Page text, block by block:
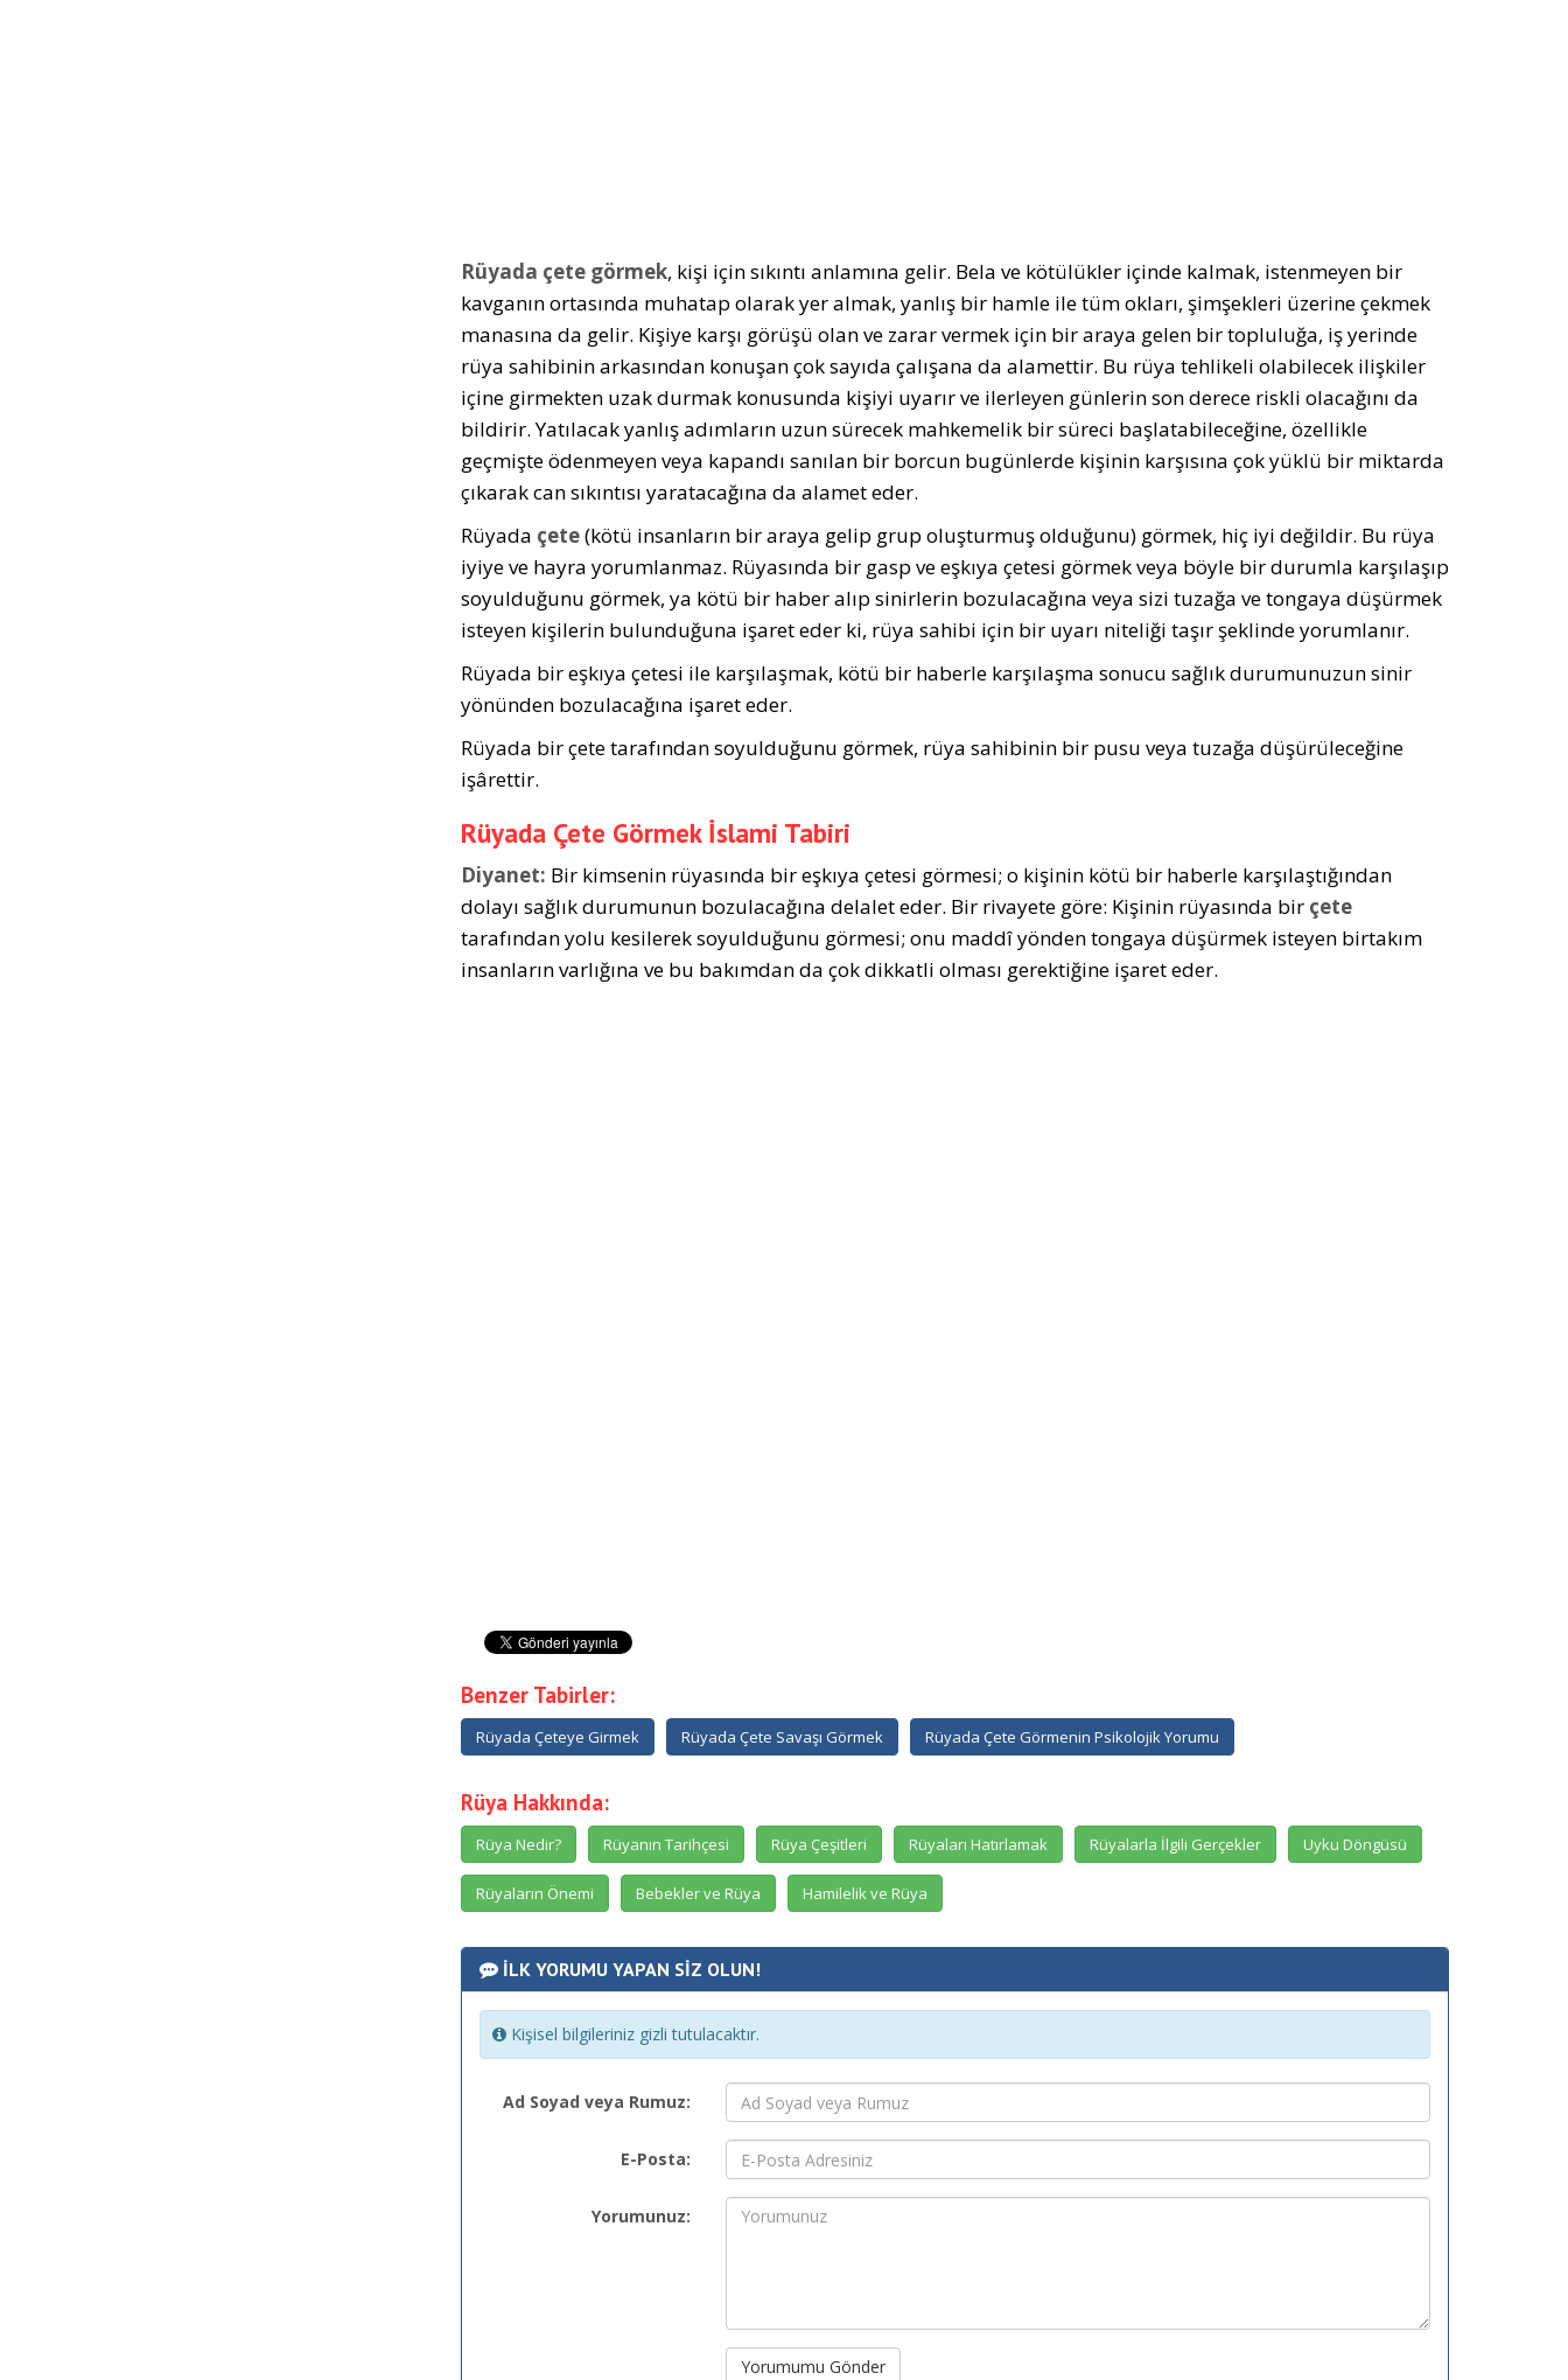
Rüyada çete görmek, kişi için sıkıntı anlamına gelir. Bela ve kötülükler içinde kalmak, istenmeyen bir
kavganın ortasında muhatap olarak yer almak, yanlış bir hamle ile tüm okları, şimşekleri üzerine çekmek
manasına da gelir. Kişiye karşı görüşü olan ve zarar vermek için bir araya gelen bir topluluğa, iş yerinde
rüya sahibinin arkasından konuşan çok sayıda çalışana da alamettir. Bu rüya tehlikeli olabilecek ilişkiler
içine girmekten uzak durmak konusunda kişiyi uyarır ve ilerleyen günlerin son derece riskli olacağını da
bildirir. Yatılacak yanlış adımların uzun sürecek mahkemelik bir süreci başlatabileceğine, özellikle
geçmişte ödenmeyen veya kapandı sanılan bir borcun bugünlerde kişinin karşısına çok yüklü bir miktarda
çıkarak can sıkıntısı yaratacağına da alamet eder.
Rüyada çete(kötü insanların bir araya gelip grup oluştur­muş olduğunu) görmek, hiç iyi değildir. Bu rüya
iyiye ve hayra yorumlanmaz. Rüyasında bir gasp ve eşkıya çetesi görmek veya böyle bir durumla karşılaşıp
soyulduğunu görmek, ya kötü bir haber alıp sinirlerin bozulacağına ve­ya sizi tuzağa ve tongaya düşürmek
isteyen kişilerin bulunduğuna işaret eder ki, rüya sahibi için bir uyarı nite­liği taşır şeklinde yorumlanır.
Rüyada bir eşkıya çetesi ile karşılaşmak, kötü bir ha­berle karşılaşma sonucu sağlık durumunuzun sinir
yönünden bo­zulacağına işaret eder.
Rüyada bir çete tarafından soyulduğunu görmek, rüya sahibinin bir pusu veya tuzağa düşürüleceğine
işârettir.
Rüyada Çete Görmek İslami Tabiri
Diyanet: Bir kimsenin rüyasında bir eşkıya çetesi görmesi; o kişinin kötü bir haberle karşılaştığından
dolayı sağlık durumunun bozulacağına delalet eder. Bir rivayete göre: Kişinin rüyasında bir çete
tarafından yolu kesilerek soyulduğunu görmesi; onu maddî yönden tongaya düşürmek isteyen birtakım
insanların varlığına ve bu bakımdan da çok dikkatli olması gerektiğine işaret eder.
Benzer Tabirler:
Rüyada Çeteye Girmek Rüyada Çete Savaşı Görmek Rüyada Çete Görmenin Psikolojik Yorumu
Rüya Hakkında:
Rüya Nedir? Rüyanın Tarihçesi Rüya Çeşitleri Rüyaları Hatırlamak Rüyalarla İlgili Gerçekler Uyku Döngüsü
Rüyaların Önemi Bebekler ve Rüya Hamilelik ve Rüya
İLK YORUMU YAPAN SİZ OLUN!
Kişisel bilgileriniz gizli tutulacaktır.
Ad Soyad veya Rumuz:
E-Posta:
Yorumunuz:
Yorumumu Gönder